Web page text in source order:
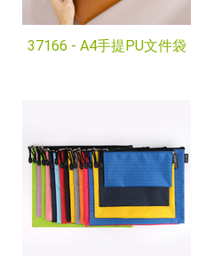
37166 - A4手提PU文件袋